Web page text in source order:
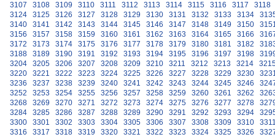
3107
3108 3109 3110 3111 3112 3113 3114 3115 3116 3117
3118
3124
3125 3126 3127 3128 3129 3130 3131 3132 3133 3134
3140
3141 3142 3143 3144 3145 3146 3147 3148 3149 3150
3156
3157 3158 3159 3160 3161 3162 3163 3164 3165 3166
3172
3173 3174 3175 3176 3177 3178 3179 3180 3181 3182
3188
3189 3190 3191 3192 3193 3194 3195 3196 3197 3198
3204
3205 3206 3207 3208 3209 3210 3211 3212 3213 3214
3220
3221 3222 3223 3224 3225 3226 3227 3228 3229 3230
3236
3237 3238 3239 3240 3241 3242 3243 3244 3245 3246
3252
3253 3254 3255 3256 3257 3258 3259 3260 3261 3262
3268
3269 3270 3271 3272 3273 3274 3275 3276 3277 3278
3284
3285 3286 3287 3288 3289 3290 3291 3292 3293 3294
3300
3301 3302 3303 3304 3305 3306 3307 3308 3309 3310
3316
3317 3318 3319 3320 3321 3322 3323 3324 3325 3326